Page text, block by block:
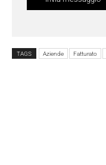
TAGS Aziende Fatturato